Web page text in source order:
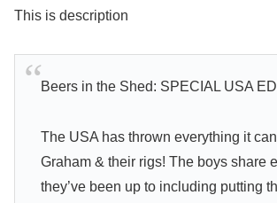
This is description
Beers in the Shed: SPECIAL USA
The USA has thrown everything it
Graham & their rigs! The boys share
they’ve been up to including putting